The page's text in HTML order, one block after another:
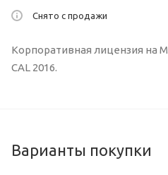
Снято с продажи
Корпоративная лицензия на
CAL 2016.
Варианты покупки